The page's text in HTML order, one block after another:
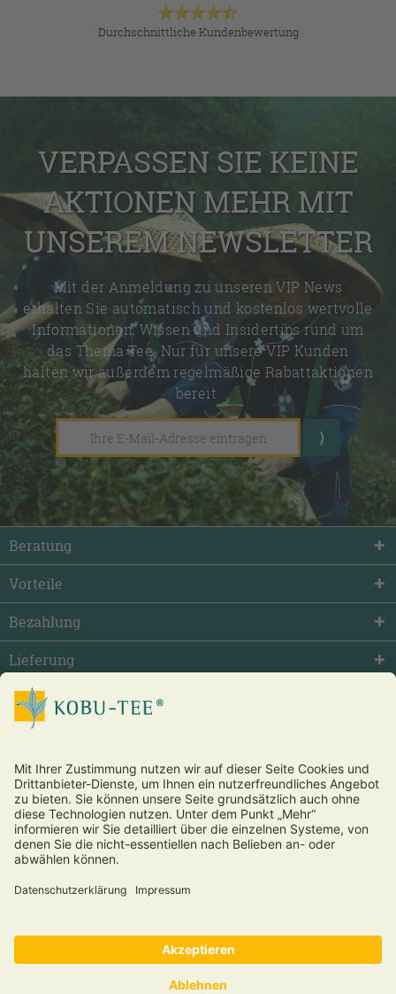
Durchschnittliche Kundenbewertung
VERPASSEN SIE KEINE
AKTIONEN MEHR MIT
UNSEREM NEWSLETTER
Mit der Anmeldung zu unseren VIP News
erhalten Sie automatisch und kostenlos wertvolle
Informationen, Wissen und Insidertips rund um
das Thema Tee. Nur für unsere VIP Kunden
halten wir außerdem regelmäßige Rabattaktionen
bereit.
Beratung
Vorteile
Bezahlung
Lieferung
facebook twitter youtube
Vertrag widerrufen
* Alle Preise inkl. gesetzl. Mehrwertsteuer zzgl.Versandkosten
und ggf. Nachnahmegebühren, wenn nicht anders beschrieben.
®und Futon – alle Rechte vorbehalten.